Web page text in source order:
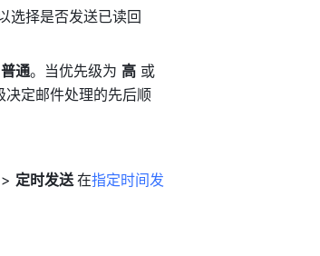
选择是否发送已读回
普通。当优先级为 高
决定邮件处理的先后顺
定时发送 在指定时间发